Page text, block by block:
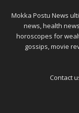
Mokka Postu News
news, health
horoscopes for
gossips, movie
Contact